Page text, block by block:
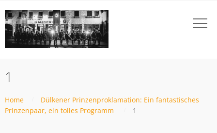
1
Home
Dülkener Prinzenproklamation: Ein fantastisches
Prinzenpaar, ein tolles Programm
1